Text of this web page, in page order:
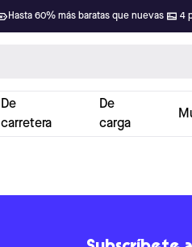
Hasta 60% más baratas que nuevas 4
De
carretera
De
carga